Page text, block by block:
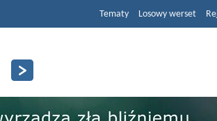
Tematy Losowy werset